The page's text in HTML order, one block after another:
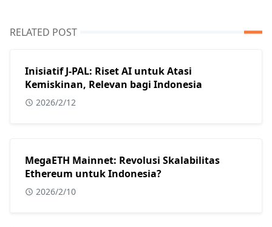
RELATED POST
Inisiatif J-PAL: Riset AI untuk Atasi
Kemiskinan, Relevan bagi Indonesia
2026/2/12
MegaETH Mainnet: Revolusi Skalabilitas
Ethereum untuk Indonesia?
2026/2/10